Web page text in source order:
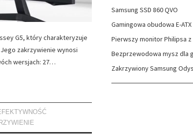
G5, który charakteryzuje
zakrzywienie wynosi
wersjach: 27…
Samsung SSD 860 QVO
Gamingowa obudowa E-
Pierwszy monitor Philipsa z
Bezprzewodowa mysz dla
Zakrzywiony Samsung